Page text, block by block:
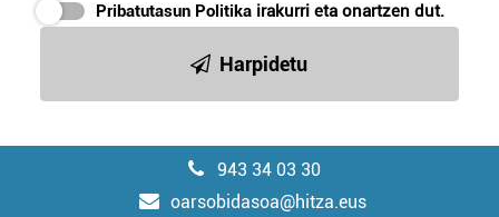
Pribatutasun Politika irakurri eta onartzen dut.
Harpidetu
943 34 03 30
oarsobidasoa@hitza.eus